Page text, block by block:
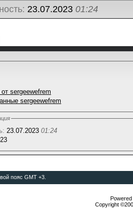
23.07.2023 01:24
sergeewefrem
sergeewefrem
23.07.2023 01:24
пояс GMT +3.
Copyright